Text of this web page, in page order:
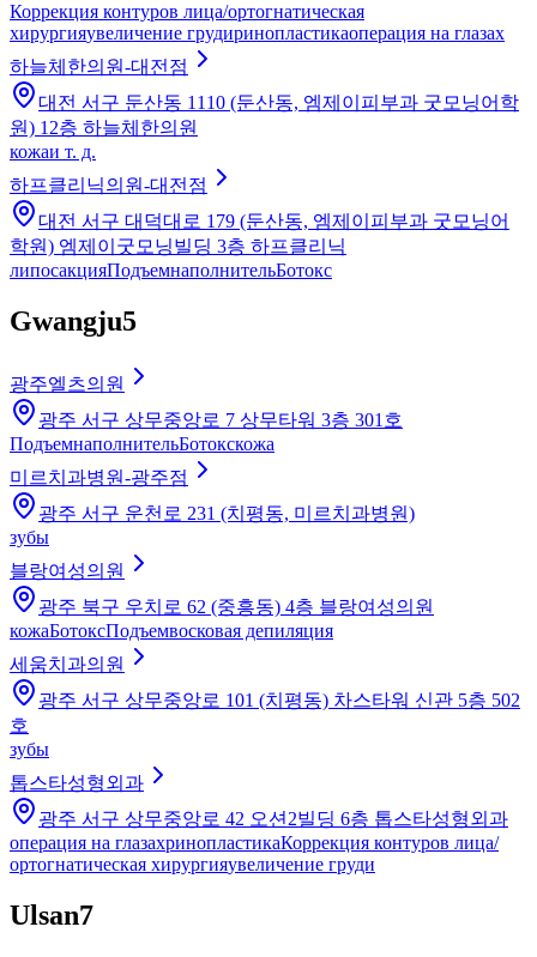
Коррекция контуров лица/ортогнатическая
хирургияувеличение грудиринопластикаоперация на глазах
하늘체한의원-대전점
대전 서구 둔산동 1110 (둔산동, 엠제이피부과 굿모닝어학
원) 12층 하늘체한의원
кожаи т. д.
하프클리닉의원-대전점
대전 서구 대덕대로 179 (둔산동, 엠제이피부과 굿모닝어
학원) 엠제이굿모닝빌딩 3층 하프클리닉
липосакцияПодъемнаполнительБотокс
Gwangju5
광주엘츠의원
광주 서구 상무중앙로 7 상무타워 3층 301호
ПодъемнаполнительБотокскожа
미르치과병원-광주점
광주 서구 운천로 231 (치평동, 미르치과병원)
зубы
블랑여성의원
광주 북구 우치로 62 (중흥동) 4층 블랑여성의원
кожаБотоксПодъемвосковая депиляция
세움치과의원
광주 서구 상무중앙로 101 (치평동) 차스타워 신관 5층 502
호
зубы
톱스타성형외과
광주 서구 상무중앙로 42 오션2빌딩 6층 톱스타성형외과
операция на глазахринопластикаКоррекция контуров лица/
ортогнатическая хирургияувеличение груди
Ulsan7